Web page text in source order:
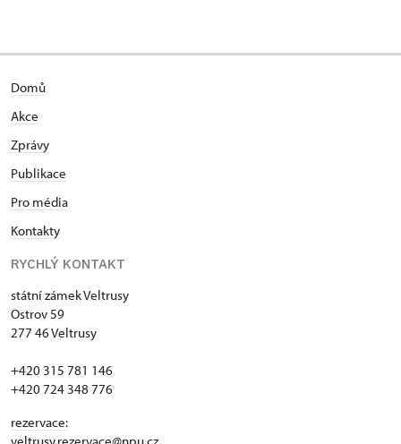
Domů
Akce
Zprávy
Publikace
Pro média
Kontakty
RYCHLÝ KONTAKT
státní zámek Veltrusy
Ostrov 59
277 46 Veltrusy
+420 315 781 146
+420 724 348 776
rezervace: